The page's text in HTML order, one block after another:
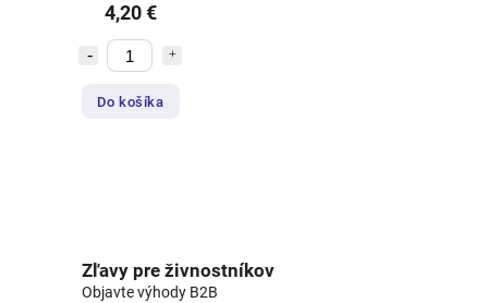
4,20 €
Do košíka
Zľavy pre živnostníkov
Objavte výhody B2B